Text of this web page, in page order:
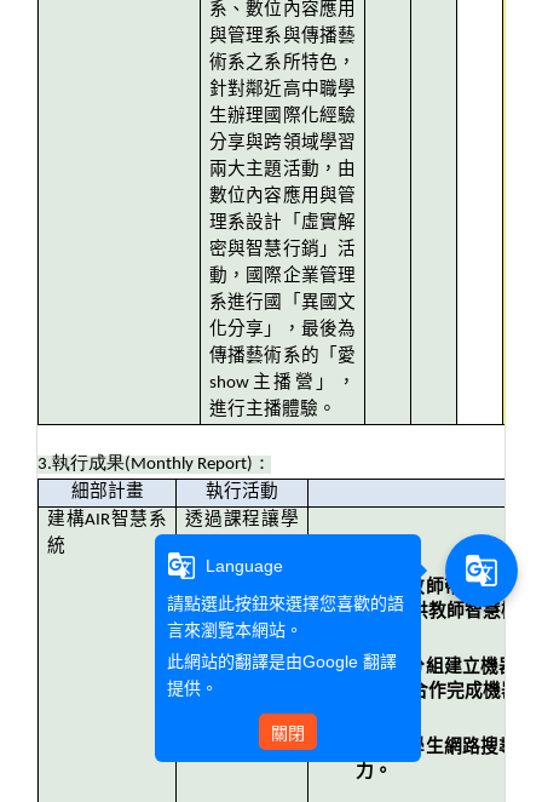
系、數位內容應用
與管理系與傳播藝
術系之系所特色，
針對鄰近高中職學
生辦理國際化經驗
分享與跨領域學習
兩大主題活動，由
數位內容應用與管
理系設計「虛實解
密與智慧行銷」活
動，國際企業管理
系進行國「異國文
化分享」，最後為
傳播藝術系的「愛
show主播營」，
進行主播體驗。
3.執行成果(Monthly Report) ：
細部計畫
執行活動
建構AIR智慧系
統
透過課程讓學
可以選定主
題，透過資料
的蒐集，建立
機器人對話設
計。
1.透過教師帶領學生
驗，提供教師智慧機
2.學生分組建立機器
生團隊合作完成機器
3.提升學生網路搜尋
力。
g_translate
Language
請點選此按鈕來選擇您喜歡的語
言來瀏覽本網站。
此網站的翻譯是由Google 翻譯
提供。
關閉
g_translate